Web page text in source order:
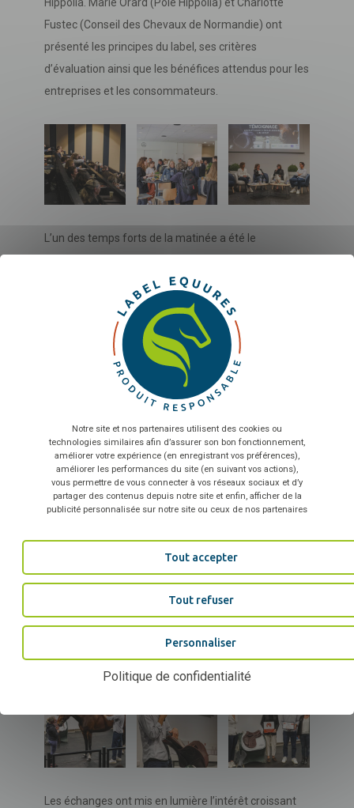
Fustec (Conseil des Chevaux de Normandie) ont
présenté les principes du label, ses critères
d’évaluation ainsi que les bénéfices attendus pour les
entreprises et les consommateurs.
L’un des temps forts de la matinée a été le
engagée dans la démarche. Zachary Bazin et Émilie
Jeanjean ont partagé leur retour d’expérience avant
d’inviter les participants à découvrir les principales
étapes de fabrication de la selle Biarritz Enara de
Devoucoux, illustrant concrètement les enjeux de
conception et de production responsables.
Le lancement du label a également été l’occasion de
célébrer lapremière labellisation officielle EquuRES
Produit Responsable. Le groupe LIM s’est vu
remettre son certificat de labellisation lors de cette
obtenir cette reconnaissance. Cette distinction vient
récompenser l’engagement de l’entreprise dans une
démarche de responsabilité globale et illustre
label au service d’une filière équine durable et
Les échanges ont mis en lumière l’intérêt croissant
Télécharger votre fichier
Sélectionnez nombre de salariés...
En envoyant le formulaire, vous acceptez que les
informations saisies soient exploitées dans le cadre de la
relation commerciale qui peut en découler
TÉLÉCHARGER
Notre site et nos partenaires utilisent des cookies ou
technologies similaires afin d’assurer son bon fonctionnement,
améliorer votre expérience (en enregistrant vos préférences),
améliorer les performances du site (en suivant vos actions),
vous permettre de vous connecter à vos réseaux sociaux et d’y
partager des contenus depuis notre site et enfin, afficher de la
publicité personnalisée sur notre site ou ceux de nos partenaires
Tout accepter
Tout refuser
Personnaliser
Politique de confidentialité